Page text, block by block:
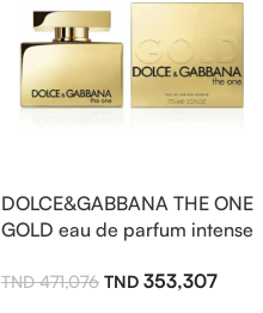
DOLCE&GABBANA THE ONE
GOLD eau de parfum intense
471,076 353,307